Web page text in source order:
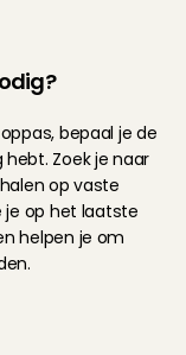
bepaal je de
Zoek je naar
op vaste
je op het laatste
helpen je om